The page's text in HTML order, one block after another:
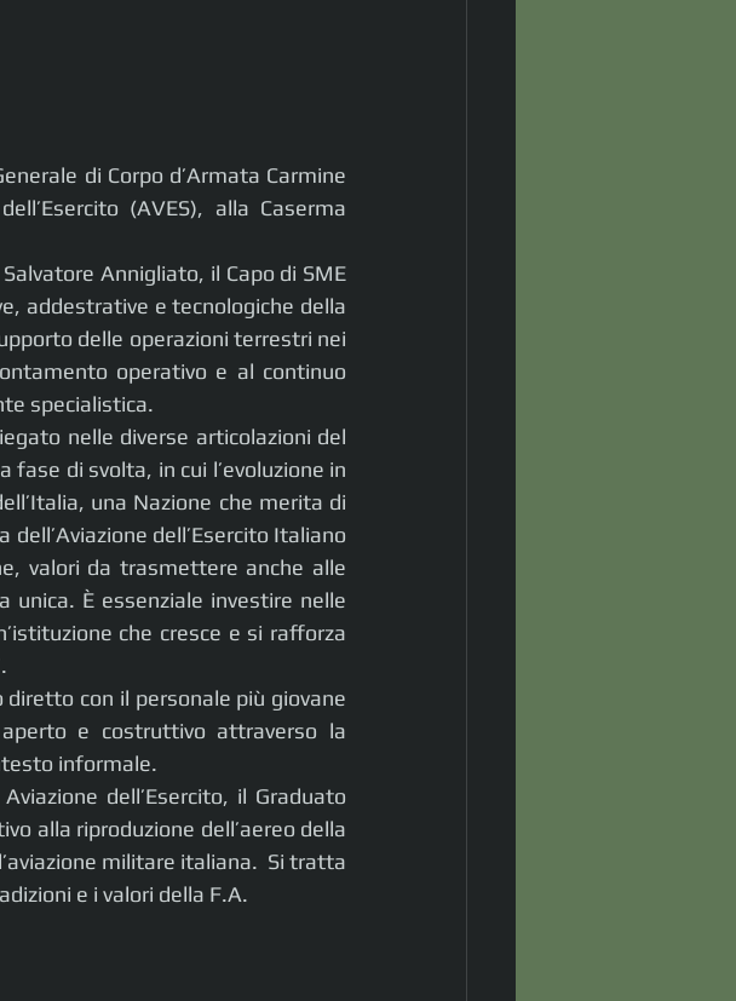
di Corpo d’Armata Carmine
(AVES), alla Caserma
Annigliato, il Capo di SME
addestrative e tecnologiche della
delle operazioni terrestri nei
operativo e al continuo
specialistica.
nelle diverse articolazioni del
fase di svolta, in cui l’evoluzione in
una Nazione che merita di
dell’Esercito Italiano
valori da trasmettere anche alle
unica. È essenziale investire nelle
che cresce e si rafforza
con il personale più giovane
e costruttivo attraverso la
informale.
dell’Esercito, il Graduato
alla riproduzione dell’aereo della
militare italiana.  Si tratta
e i valori della F.A.